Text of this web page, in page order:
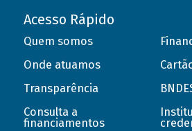
Acesso Rápido
Quem somos
Onde atuamos
Transparência
Consulta a
financiamentos